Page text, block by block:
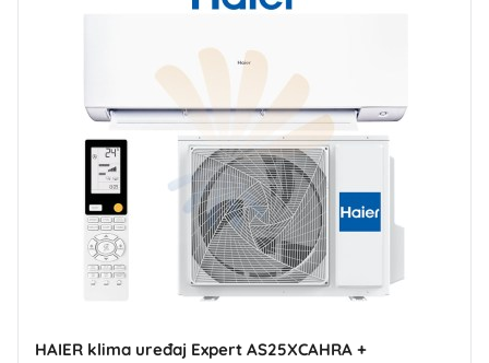
HAIER klima uređaj Expert AS25XCAHRA +